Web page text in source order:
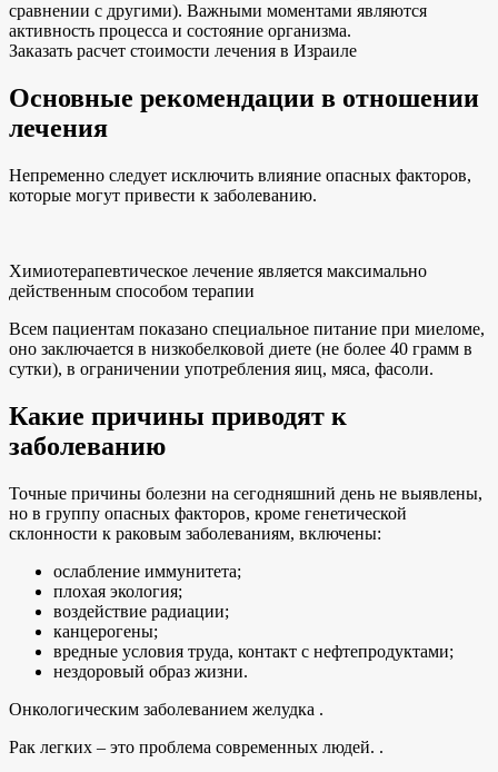
сравнении с другими). Важными моментами являются
активность процесса и состояние организма.
Заказать расчет стоимости лечения в Израиле
Основные рекомендации в отношении
лечения
Непременно следует исключить влияние опасных факторов,
которые могут привести к заболеванию.
Химиотерапевтическое лечение является максимально
действенным способом терапии
Всем пациентам показано специальное питание при миеломе,
оно заключается в низкобелковой диете (не более 40 грамм в
сутки), в ограничении употребления яиц, мяса, фасоли.
Какие причины приводят к
заболеванию
Точные причины болезни на сегодняшний день не выявлены,
но в группу опасных факторов, кроме генетической
склонности к раковым заболеваниям, включены:
ослабление иммунитета;
плохая экология;
воздействие радиации;
канцерогены;
вредные условия труда, контакт с нефтепродуктами;
нездоровый образ жизни.
Онкологическим заболеванием желудка .
Рак легких – это проблема современных людей. .